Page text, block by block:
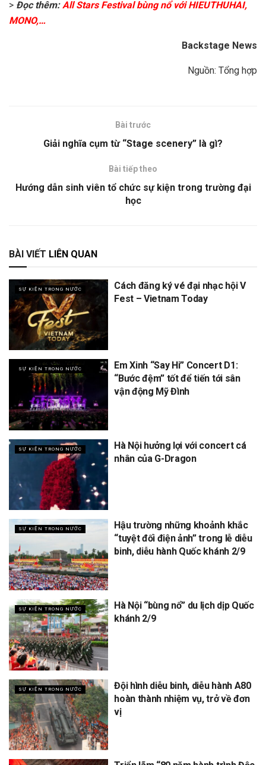
> Đọc thêm:All Stars Festival bùng nổ với HIEUTHUHAI,
MONO,…
Backstage News
Nguồn: Tổng hợp
Bài trước
Giải nghĩa cụm từ “Stage scenery” là gì?
Bài tiếp theo
Hướng dẫn sinh viên tổ chức sự kiện trong trường đại
học
BÀI VIẾT LIÊN QUAN
SỰ KIỆN TRONG NƯỚC
Cách đăng ký vé đại nhạc hội V
Fest – Vietnam Today
SỰ KIỆN TRONG NƯỚC
Em Xinh “Say Hi” Concert D1:
“Bước đệm” tốt để tiến tới sân
vận động Mỹ Đình
SỰ KIỆN TRONG NƯỚC
Hà Nội hưởng lợi với concert cá
nhân của G-Dragon
SỰ KIỆN TRONG NƯỚC
Hậu trường những khoảnh khắc
“tuyệt đối điện ảnh” trong lễ diễu
binh, diễu hành Quốc khánh 2/9
SỰ KIỆN TRONG NƯỚC
Hà Nội “bùng nổ” du lịch dịp Quốc
khánh 2/9
SỰ KIỆN TRONG NƯỚC
Đội hình diễu binh, diễu hành A80
hoàn thành nhiệm vụ, trở về đơn
vị